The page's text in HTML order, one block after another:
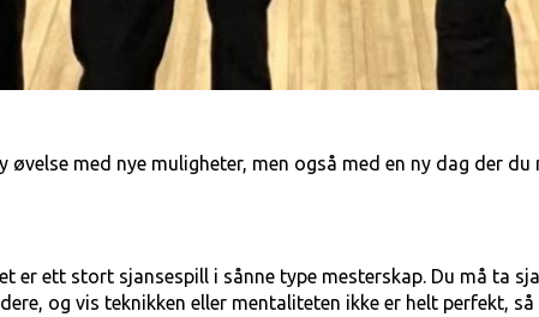
øvelse med nye muligheter, men også med en ny dag der
er ett stort sjansespill i sånne type mesterskap. Du må ta
og vis teknikken eller mentaliteten ikke er helt perfekt,